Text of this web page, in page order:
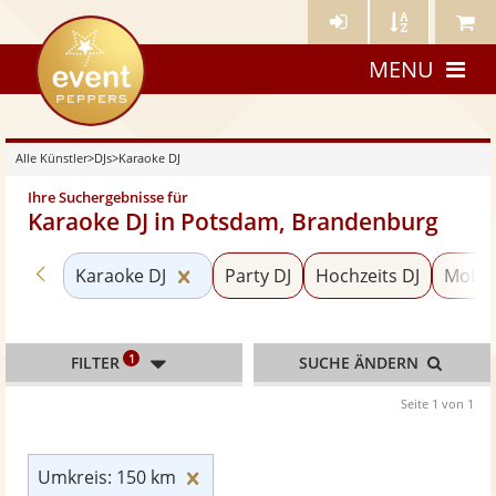
Künstler- Künstler Meine
eventpeppers
MENU
Alle Künstler>DJs>Karaoke DJ
Ihre Suchergebnisse für
Karaoke DJ in Potsdam, Brandenburg
Zurück zu «DJs»
Karaoke DJ Kategorie «Karaoke DJ»
Party DJ Hochzeits DJ
Umkreis: 150 km
FILTER 1 SUCHE ÄNDERN
Seite 1 von 1